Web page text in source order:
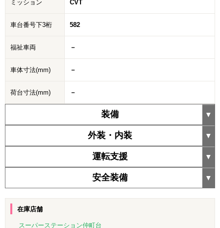
ミッション CVT
車台番号下3桁 582
福祉車両 －
車体寸法(mm) －
荷台寸法(mm) －
装備
外装・内装
運転支援
安全装備
在庫店舗
スーパーステーション仲町台